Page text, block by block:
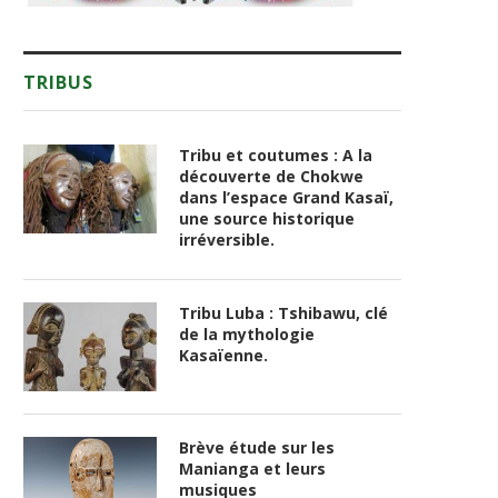
TRIBUS
Tribu et coutumes : A la
découverte de Chokwe
dans l’espace Grand Kasaï,
une source historique
irréversible.
Tribu Luba : Tshibawu, clé
de la mythologie
Kasaïenne.
Brève étude sur les
Manianga et leurs
musiques